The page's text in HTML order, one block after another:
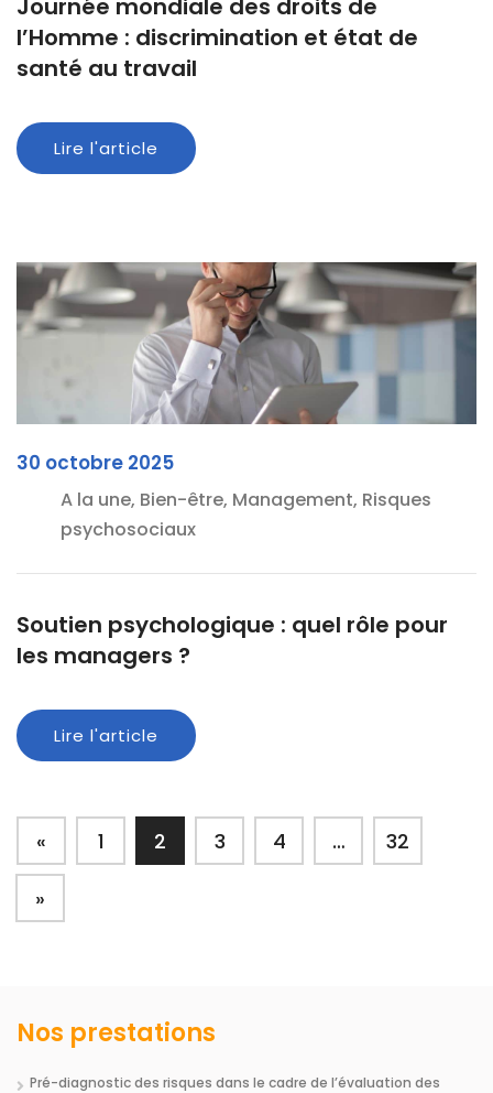
Journée mondiale des droits de
l’Homme : discrimination et état de
santé au travail
Lire l'article
30 octobre 2025
A la une, Bien-être, Management, Risques
psychosociaux
Soutien psychologique : quel rôle pour
les managers ?
Lire l'article
« 1 2 3 4 … 32
»
Nos prestations
Pré-diagnostic des risques dans le cadre de l’évaluation des